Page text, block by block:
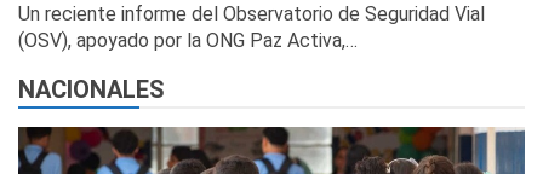
Un reciente informe del Observatorio de Seguridad Vial
(OSV), apoyado por la ONG Paz Activa,…
NACIONALES